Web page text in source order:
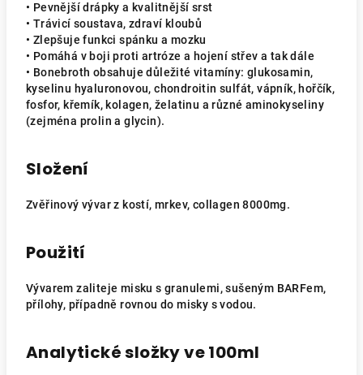
• Pevnější drápky a kvalitnější srst
• Trávicí soustava, zdraví kloubů
• Zlepšuje funkci spánku a mozku
• Pomáhá v boji proti artróze a hojení střev a tak dále
• Bonebroth obsahuje důležité vitamíny: glukosamin,
kyselinu hyaluronovou, chondroitin sulfát, vápník, hořčík,
fosfor, křemík, kolagen, želatinu a různé aminokyseliny
(zejména prolin a glycin).
Složení
Zvěřinový vývar z kostí, mrkev, collagen 8000mg.
Použití
Vývarem zaliteje misku s granulemi, sušeným BARFem,
přílohy, případně rovnou do misky s vodou.
Analytické složky ve 100ml